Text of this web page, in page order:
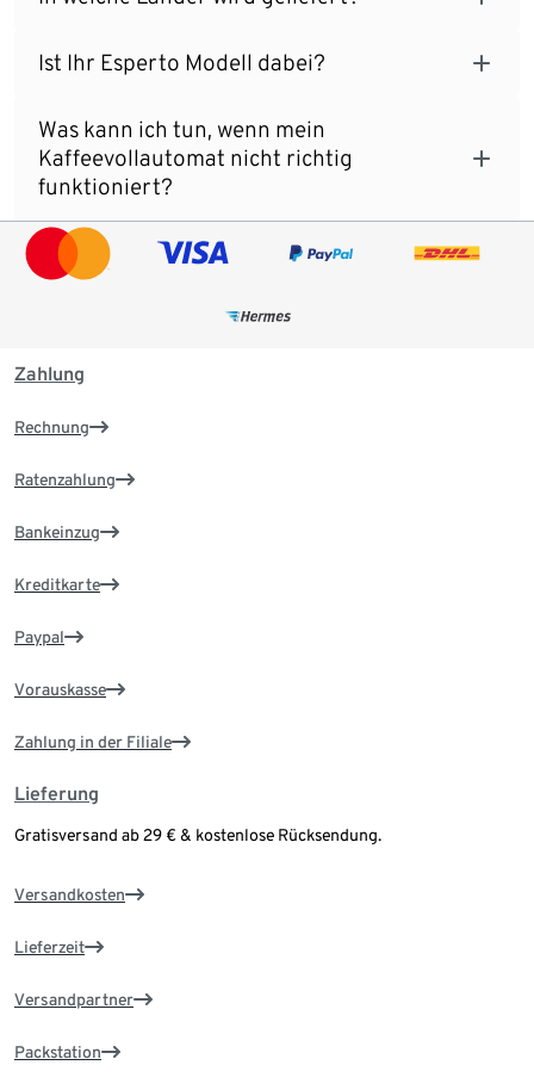
Ist Ihr Esperto Modell dabei?
Was kann ich tun, wenn mein
Kaffeevollautomat nicht richtig
funktioniert?
Zahlung
Rechnung
Ratenzahlung
Bankeinzug
Kreditkarte
Paypal
Vorauskasse
Zahlung in der Filiale
Lieferung
Gratisversand ab 29 € & kostenlose Rücksendung.
Versandkosten
Lieferzeit
Versandpartner
Packstation